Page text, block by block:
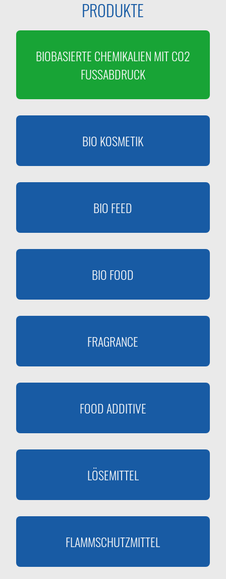
PRODUKTE
BIOBASIERTE CHEMIKALIEN MIT CO2
FUSSABDRUCK
BIO KOSMETIK
BIO FEED
BIO FOOD
FRAGRANCE
FOOD ADDITIVE
LÖSEMITTEL
FLAMMSCHUTZMITTEL